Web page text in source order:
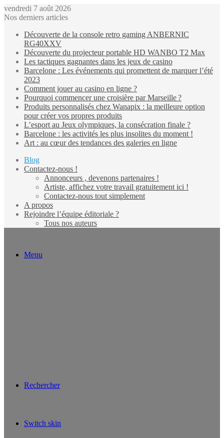
vendredi 7 août 2026
Nos derniers articles
Découverte de la console retro gaming ANBERNIC
RG40XXV
Découverte du projecteur portable HD WANBO T2 Max
Les tactiques gagnantes dans les jeux de casino
Barcelone : Les événements qui promettent de marquer l’été
2023
Comment jouer au casino en ligne ?
Pourquoi commencer une croisière par Marseille ?
Produits personnalisés chez Wanapix : la meilleure option
pour créer vos propres produits
L’esport au Jeux olympiques, la consécration finale ?
Barcelone : les activités les plus insolites du moment !
Art : au cœur des tendances des galeries en ligne
Blog
Contactez-nous !
Annonceurs , devenons partenaires !
Artiste, affichez votre travail gratuitement ici !
Contactez-nous tout simplement
A propos
Rejoindre l’équipe éditoriale ?
Tous nos auteurs
Menu
Rechercher
Switch skin